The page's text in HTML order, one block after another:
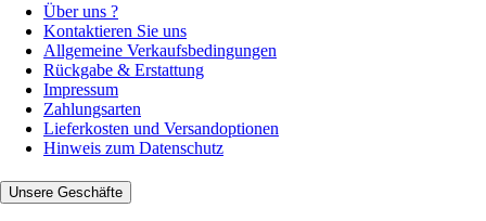
Über uns ?
Kontaktieren Sie uns
Allgemeine Verkaufsbedingungen
Rückgabe & Erstattung
Impressum
Zahlungsarten
Lieferkosten und Versandoptionen
Hinweis zum Datenschutz
Unsere Geschäfte